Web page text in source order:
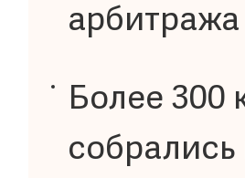
Более 300